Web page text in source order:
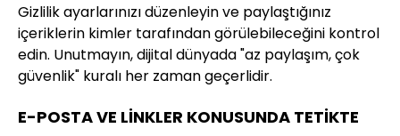
Gizlilik ayarlarınızı düzenleyin ve paylaştığınız
içeriklerin kimler tarafından görülebileceğini kontrol
edin. Unutmayın, dijital dünyada "az paylaşım, çok
güvenlik" kuralı her zaman geçerlidir.
E-POSTA VE LİNKLER KONUSUNDA TETİKTE